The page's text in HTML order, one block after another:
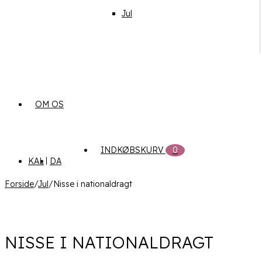
Jul
OM OS
KAL DA
INDKØBSKURV 0
Forside/Jul/Nisse i nationaldragt
NISSE I NATIONALDRAGT